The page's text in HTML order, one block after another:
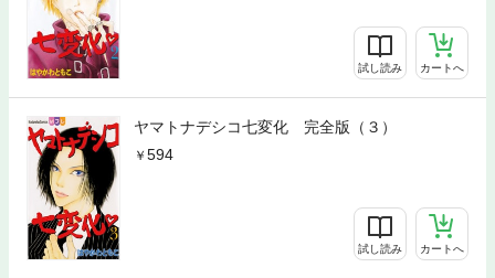
試し読み カートへ
ヤマトナデシコ七変化 完全版（３）
594
試し読み カートへ